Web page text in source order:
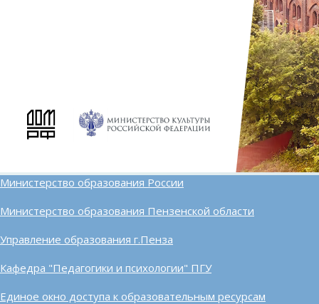
Министерство образования России
Министерство образования Пензенской области
Управление образования г.Пенза
Кафедра "Педагогики и психологии" ПГУ
Единое окно доступа к образовательным ресурсам